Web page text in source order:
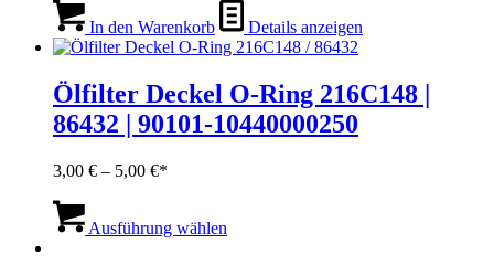
In den Warenkorb Details anzeigen
Ölfilter Deckel O-Ring 216C148 |
86432 | 90101-10440000250
3,00 € – 5,00 €Preisspanne:
5,00 €
Ausführung wählen